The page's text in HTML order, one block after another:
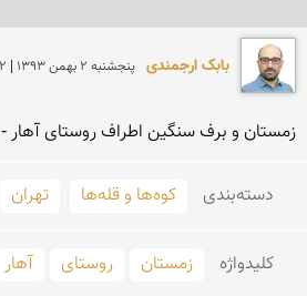
بابک ارجمندی پنجشنبه 2 بهمن 1393 | 12 سال پیش
زمستان و برف سنگین اطراف روستای آهار - 1384
دسته‌بندی کوه‌ها و قله‌ها تهران
کلید‌واژه زمستان روستای آهار